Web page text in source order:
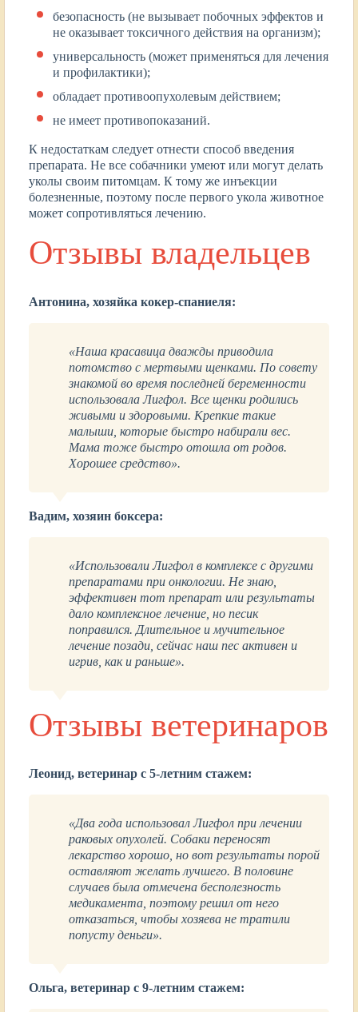
безопасность (не вызывает побочных эффектов и
не оказывает токсичного действия на организм);
универсальность (может применяться для лечения
и профилактики);
обладает противоопухолевым действием;
не имеет противопоказаний.
К недостаткам следует отнести способ введения
препарата. Не все собачники умеют или могут делать
уколы своим питомцам. К тому же инъекции
болезненные, поэтому после первого укола животное
может сопротивляться лечению.
Отзывы владельцев
Антонина, хозяйка кокер-спаниеля:
«Наша красавица дважды приводила
потомство с мертвыми щенками. По совету
знакомой во время последней беременности
использовала Лигфол. Все щенки родились
живыми и здоровыми. Крепкие такие
малыши, которые быстро набирали вес.
Мама тоже быстро отошла от родов.
Хорошее средство».
Вадим, хозяин боксера:
«Использовали Лигфол в комплексе с другими
препаратами при онкологии. Не знаю,
эффективен тот препарат или результаты
дало комплексное лечение, но песик
поправился. Длительное и мучительное
лечение позади, сейчас наш пес активен и
игрив, как и раньше».
Отзывы ветеринаров
Леонид, ветеринар с 5-летним стажем:
«Два года использовал Лигфол при лечении
раковых опухолей. Собаки переносят
лекарство хорошо, но вот результаты порой
оставляют желать лучшего. В половине
случаев была отмечена бесполезность
медикамента, поэтому решил от него
отказаться, чтобы хозяева не тратили
попусту деньги».
Ольга, ветеринар с 9-летним стажем: